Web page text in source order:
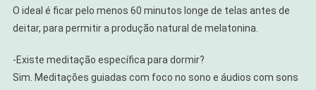
O ideal é ficar pelo menos 60 minutos longe de telas antes de
deitar, para permitir a produção natural de melatonina.
-Existe meditação específica para dormir?
Sim. Meditações guiadas com foco no sono e áudios com sons